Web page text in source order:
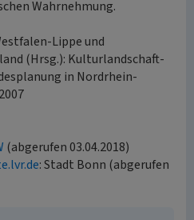
Wahrnehmung.
Lippe und
(Hrsg.): Kulturlandschaft-
in Nordrhein-
(abgerufen 03.04.2018)
: Stadt Bonn (abgerufen